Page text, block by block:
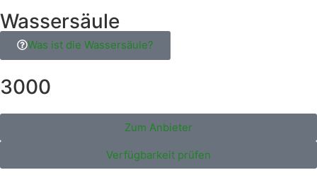
Wassersäule
Was ist die Wassersäule?
3000
Zum Anbieter
Verfügbarkeit prüfen